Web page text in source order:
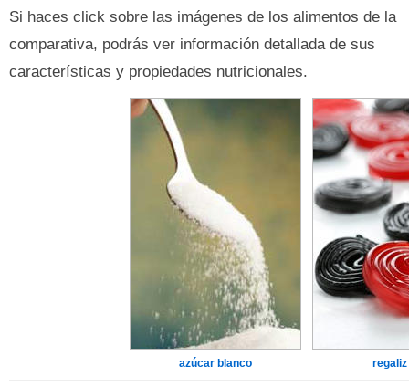
Si haces click sobre las imágenes de los alimentos de la
comparativa, podrás ver información detallada de sus
características y propiedades nutricionales.
azúcar blanco regaliz